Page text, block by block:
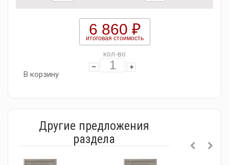
6 860 ₽
итоговая стоимость
кол-во
В корзину
Другие предложения
раздела